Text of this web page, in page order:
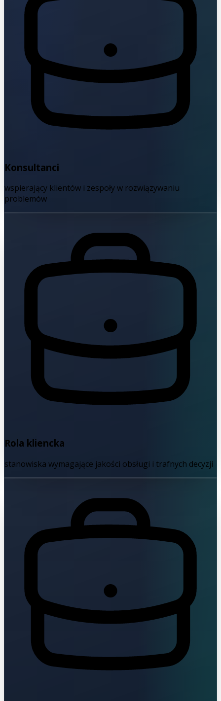
Konsultanci
wspierający klientów i zespoły w rozwiązywaniu
problemów
Rola kliencka
stanowiska wymagające jakości obsługi i trafnych decyzji